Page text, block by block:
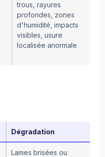
trous, rayures
profondes, zones
d'humidité, impacts
visibles, usure
localisée anormale
Dégradation
Lames brisées ou